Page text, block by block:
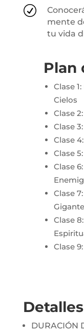
R
mente
tu vida
Plan
Clase
Cielos
Clase
Clase
Clase
Clase
Clase
Clase
Clase
Clase
Detalles
DURACIÓN